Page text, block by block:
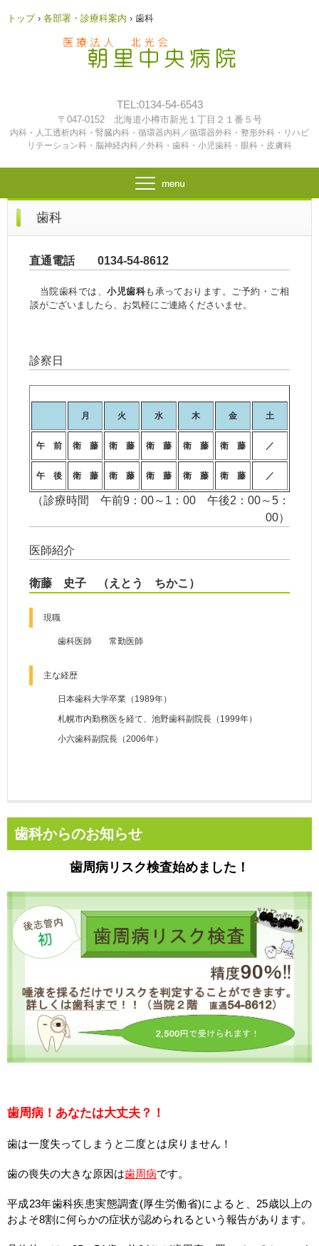
トップ › 各部署・診療科案内 › 歯科
TEL:0134-54-6543
〒047-0152 北海道小樽市新光１丁目２１番５号
内科・人工透析内科・腎臓内科・循環器内科／循環器外科・整形外科・リハビ
リテーション科・脳神経内科／外科・歯科・小児歯科・眼科・皮膚科
歯科
直通電話 0134-54-8612
当院歯科では、小児歯科も承っております。ご予約・ご相
談がございましたら、お気軽にご連絡くださいませ。
診察日
月 火 水 木 金 土
午 前 衛 藤 衛 藤 衛 藤 衛 藤 衛 藤 ／
午 後 衛 藤 衛 藤 衛 藤 衛 藤 衛 藤 ／
（診療時間 午前9：00～1：00 午後2：00～5：
00）
医師紹介
衛藤 史子 （えとう ちかこ）
現職
歯科医師 常勤医師
主な経歴
日本歯科大学卒業（1989年）
札幌市内勤務医を経て、池野歯科副院長（1999年）
小六歯科副院長（2006年）
歯科からのお知らせ
歯周病リスク検査始めました！
歯周病！あなたは大丈夫？！
歯は一度失ってしまうと二度とは戻りません！
歯の喪失の大きな原因は歯周病です。
平成23年歯科疾患実態調査(厚生労働省)によると、25歳以上の
およそ8割に何らかの症状が認められるという報告があります。